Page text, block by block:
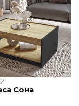
Сона